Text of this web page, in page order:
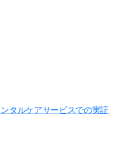
タルケアサービスでの実証